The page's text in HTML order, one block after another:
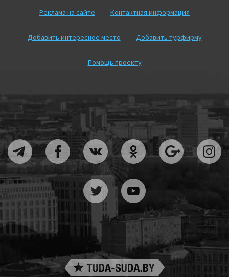
Реклама на сайте Контактная информация
Добавить интересное место Добавить турфирму
Помощь проекту